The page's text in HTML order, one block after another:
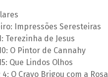
Impressões Seresteiras
Terezinha de Jesus
O Pintor de Cannahy
Que Lindos Olhos
O Cravo Brigou com a Rosa